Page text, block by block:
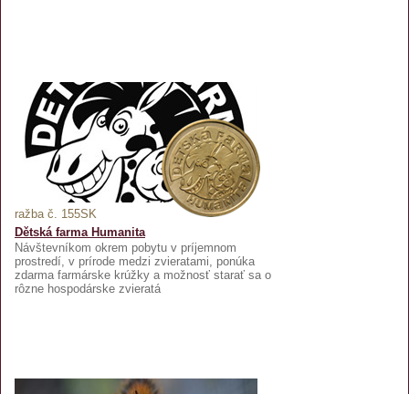
ražba č. 155SK
Dětská farma Humanita
Návštevníkom okrem pobytu v príjemnom
prostredí, v prírode medzi zvieratami, ponúka
zdarma farmárske krúžky a možnosť starať sa o
rôzne hospodárske zvieratá